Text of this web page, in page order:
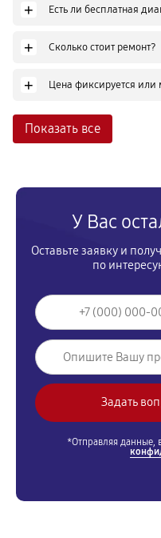
+ Есть ли бесплатная
+ Сколько стоит ремонт?
+ Цена фиксируется или
Показать все
У Вас
Оставьте заявку и
по
*Отправляя данные,